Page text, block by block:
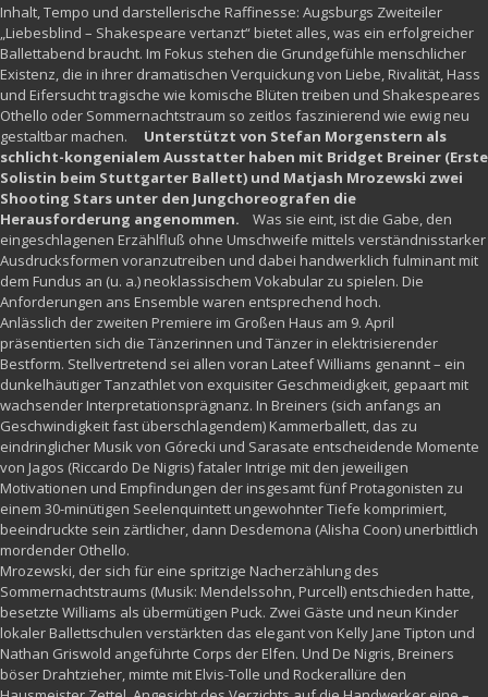
Inhalt, Tempo und darstellerische Raffinesse: Augsburgs Zweiteiler
„Liebesblind – Shakespeare vertanzt“ bietet alles, was ein erfolgreicher
Ballettabend braucht. Im Fokus stehen die Grundgefühle menschlicher
Existenz, die in ihrer dramatischen Verquickung von Liebe, Rivalität, Hass
und Eifersucht tragische wie komische Blüten treiben und Shakespeares
Othello oder Sommernachtstraum so zeitlos faszinierend wie ewig neu
gestaltbar machen. Unterstützt von Stefan Morgenstern als
schlicht-kongenialem Ausstatter haben mit Bridget Breiner (Erste
Solistin beim Stuttgarter Ballett) und Matjash Mrozewski zwei
Shooting Stars unter den Jungchoreografen die
Herausforderung angenommen. Was sie eint, ist die Gabe, den
eingeschlagenen Erzählfluß ohne Umschweife mittels verständnisstarker
Ausdrucksformen voranzutreiben und dabei handwerklich fulminant mit
dem Fundus an (u. a.) neoklassischem Vokabular zu spielen. Die
Anforderungen ans Ensemble waren entsprechend hoch.
Anlässlich der zweiten Premiere im Großen Haus am 9. April
präsentierten sich die Tänzerinnen und Tänzer in elektrisierender
Bestform. Stellvertretend sei allen voran Lateef Williams genannt – ein
dunkelhäutiger Tanzathlet von exquisiter Geschmeidigkeit, gepaart mit
wachsender Interpretationsprägnanz. In Breiners (sich anfangs an
Geschwindigkeit fast überschlagendem) Kammerballett, das zu
eindringlicher Musik von Górecki und Sarasate entscheidende Momente
von Jagos (Riccardo De Nigris) fataler Intrige mit den jeweiligen
Motivationen und Empfindungen der insgesamt fünf Protagonisten zu
einem 30-minütigen Seelenquintett ungewohnter Tiefe komprimiert,
beeindruckte sein zärtlicher, dann Desdemona (Alisha Coon) unerbittlich
mordender Othello.
Mrozewski, der sich für eine spritzige Nacherzählung des
Sommernachtstraums (Musik: Mendelssohn, Purcell) entschieden hatte,
besetzte Williams als übermütigen Puck. Zwei Gäste und neun Kinder
lokaler Ballettschulen verstärkten das elegant von Kelly Jane Tipton und
Nathan Griswold angeführte Corps der Elfen. Und De Nigris, Breiners
böser Drahtzieher, mimte mit Elvis-Tolle und Rockerallüre den